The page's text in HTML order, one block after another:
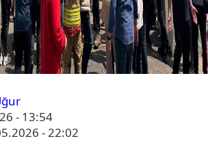
- 13:54
- 22:02